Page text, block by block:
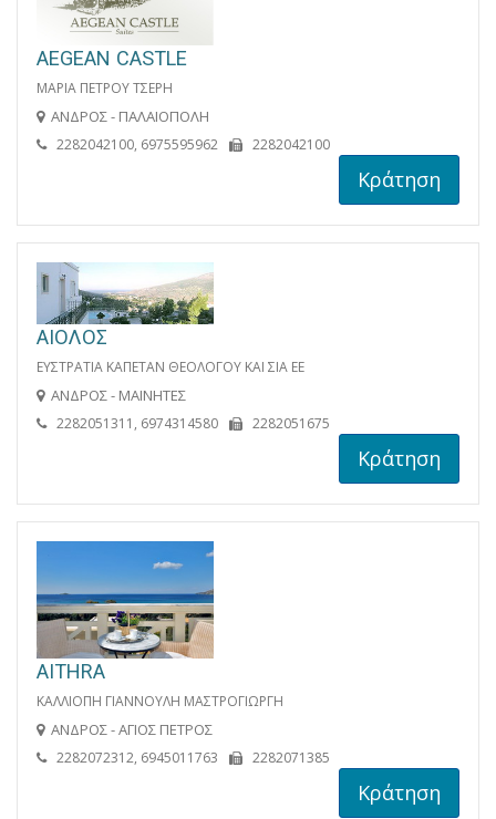
AEGEAN CASTLE
ΜΑΡΙΑ ΠΕΤΡΟΥ ΤΣΕΡΗ
ΑΝΔΡΟΣ - ΠΑΛΑΙΟΠΟΛΗ
2282042100, 6975595962 2282042100
Κράτηση
ΑΙΟΛΟΣ
ΕΥΣΤΡΑΤΙΑ ΚΑΠΕΤΑΝ ΘΕΟΛΟΓΟΥ ΚΑΙ ΣΙΑ ΕΕ
ΑΝΔΡΟΣ - ΜΑΙΝΗΤΕΣ
2282051311, 6974314580 2282051675
Κράτηση
AITHRA
ΚΑΛΛΙΟΠΗ ΓΙΑΝΝΟΥΛΗ ΜΑΣΤΡΟΓΙΩΡΓΗ
ΑΝΔΡΟΣ - ΑΓΙΟΣ ΠΕΤΡΟΣ
2282072312, 6945011763 2282071385
Κράτηση